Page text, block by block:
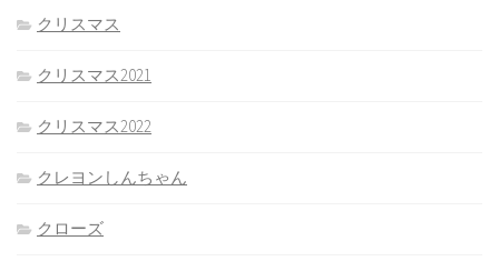
クリスマス
クリスマス2021
クリスマス2022
クレヨンしんちゃん
クローズ